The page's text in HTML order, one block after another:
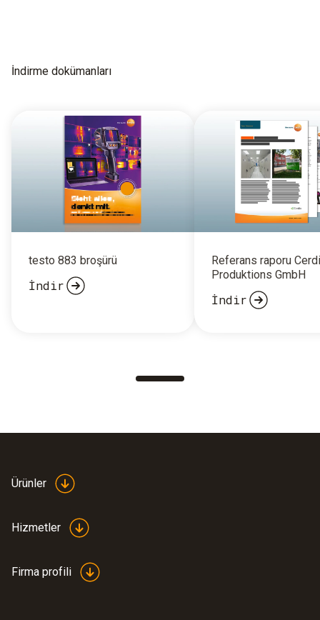
İndirme dokümanları
testo 883 broşürü
İndir
Referans raporu
Produktions GmbH
İndir
Ürünler
Hizmetler
Firma profili